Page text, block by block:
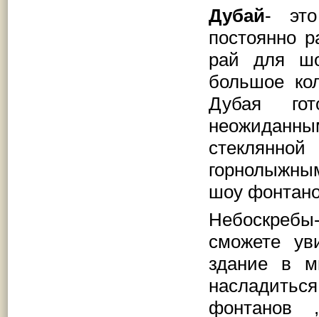
Дубай-
постоянно
рай для
большое
Дубая
шоу
сможете
здание в
фонтанов